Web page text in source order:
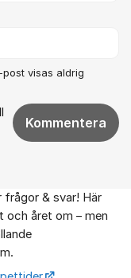
visas aldrig
Kommentera
frågor & svar! Här
och året om – men